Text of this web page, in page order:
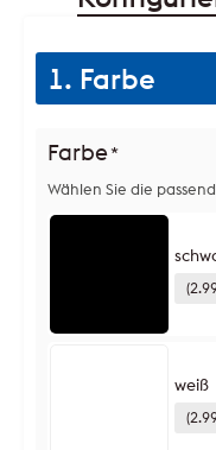
1. Farbe
Farbe*
Wählen Sie die
weiß